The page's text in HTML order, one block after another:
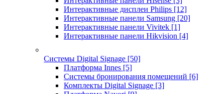
Интерактивные дисплеи Philips [12]
Интерактивные панели Samsung [20]
Интерактивные панели Vivitek [1]
Интерактивные панели Hikvision [4]
Системы Digital Signage [50]
Платформа Innes [5]
Системы бронирования помещений [6]
Комплекты Digital Signage [3]